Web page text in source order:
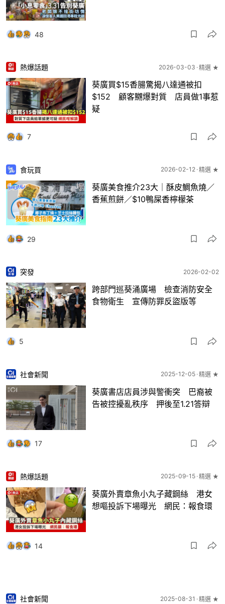
48
熱爆話題 2026-03-03 精選 ★
葵廣買$15香腸驚揭八達通被扣
$152 顧客嬲爆對質 店員做1事惹
疑
7
食玩買 2026-02-12 精選 ★
葵廣美食推介23大｜酥皮鯛魚燒／
香蕉煎餅／$10鴨屎香檸檬茶
29
突發 2026-02-02
跨部門巡葵涌廣場 檢查消防安全
食物衛生 宣傳防罪反盜版等
5
社會新聞 2025-12-05 精選 ★
葵廣書店店員涉與警衝突 巴裔被
告被控擾亂秩序 押後至1.21答辯
17
熱爆話題 2025-09-15 精選 ★
葵廣外賣章魚小丸子藏鋼絲 港女
想嘔投訴下場曝光 網民：報食環
14
社會新聞 2025-08-31 精選 ★